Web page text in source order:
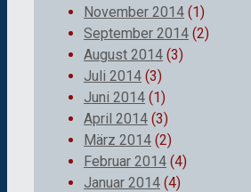
November 2014 (1)
September 2014 (2)
August 2014 (3)
Juli 2014 (3)
Juni 2014 (1)
April 2014 (3)
März 2014 (2)
Februar 2014 (4)
Januar 2014 (4)